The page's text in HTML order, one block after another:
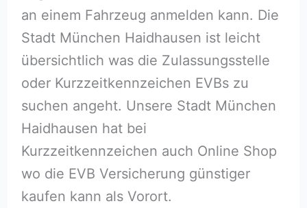
an einem Fahrzeug anmelden kann. Die
Stadt München Haidhausen ist leicht
übersichtlich was die Zulassungsstelle
oder Kurzzeitkennzeichen EVBs zu
suchen angeht. Unsere Stadt München
Haidhausen hat bei
Kurzzeitkennzeichen auch Online Shop
wo die EVB Versicherung günstiger
kaufen kann als Vorort.